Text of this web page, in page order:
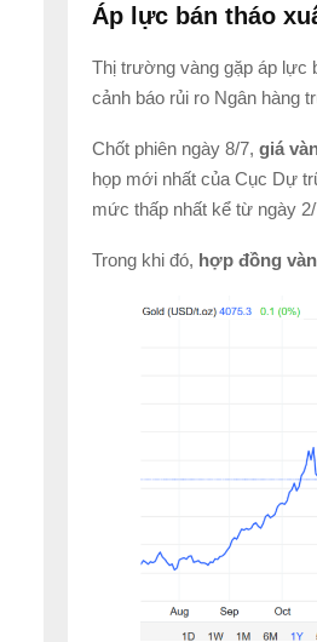
Áp lực bán tháo
Thị trường vàng gặp áp lực
cảnh báo rủi ro Ngân hàng
Chốt phiên ngày 8/7, giá
họp mới nhất của Cục Dự
mức thấp nhất kể từ ngày
Trong khi đó, hợp đồng